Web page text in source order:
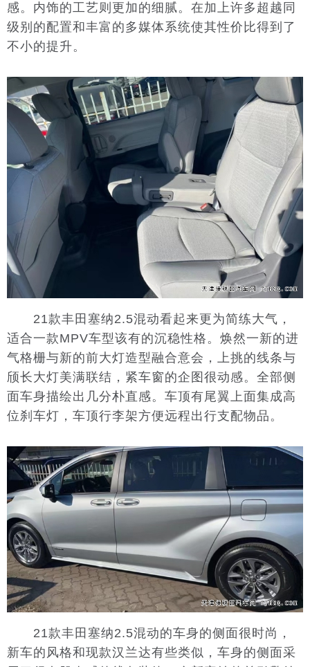
感。内饰的工艺则更加的细腻。在加上许多超越同
级别的配置和丰富的多媒体系统使其性价比得到了
不小的提升。
21款丰田塞纳2.5混动看起来更为简练大气，
适合一款MPV车型该有的沉稳性格。焕然一新的进
气格栅与新的前大灯造型融合意会，上挑的线条与
颀长大灯美满联结，紧车窗的企图很动感。全部侧
面车身描绘出几分朴直感。车顶有尾翼上面集成高
位刹车灯，车顶行李架方便远程出行支配物品。
21款丰田塞纳2.5混动的车身的侧面很时尚，
新车的风格和现款汉兰达有些类似，车身的侧面采